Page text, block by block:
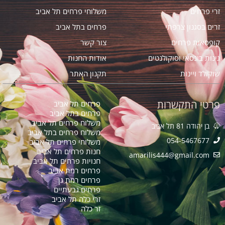
זרי פרחים
זרים בסגנון צרפתי
קופסאות פרחים
גינות בונסאי וסוקולנטים
שוקולד ויינות
משלוחי פרחים תל אביב
פרחים בתל אביב
צור קשר
אודות החנות
תקנון האתר
פרטי התקשרות
בן יהודה 81 תל אביב
054-5467677
amarilis444@gmail.com​
פרחים תל אביב
פרחים בתל אביב
משלוח פרחים תל אביב
משלוח פרחים בתל אביב
משלוחי פרחים תל אביב
חנות פרחים תל אביב
חנויות פרחים תל אביב
פרחים רמת אביב
פרחים רמת גן
פרחים גבעתיים
זרי כלה תל אביב
זר כלה